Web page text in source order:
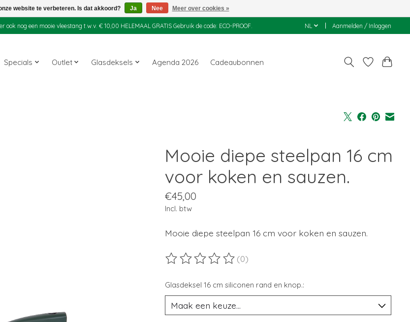
nog een mooie vleestang t.w.v. € 10,00 HELEMAAL GRATIS Gebruik de code: ECO-PROOF. NL Aanmelden / Inloggen
Specials Outlet Glasdeksels Agenda 2026 Cadeaubonnen
Mooie diepe steelpan 16 cm
voor koken en sauzen.
€45,00
Incl. btw
Mooie diepe steelpan 16 cm voor koken en sauzen.
De beoordeling van dit product is
(0)
Glasdeksel 16 cm siliconen rand en knop.:
website te verbeteren. Is dat akkoord? Ja Nee Meer over cookies »